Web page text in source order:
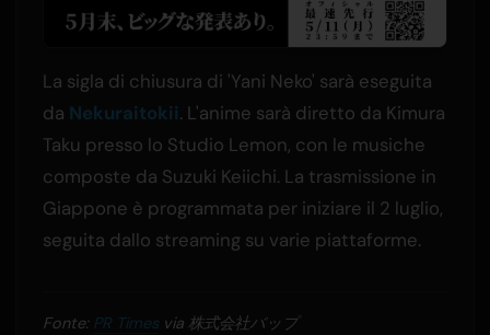
La sigla di chiusura di 'Yani Neko' sarà eseguita
da Nekuraitokii. L'anime sarà diretto da Kimura
Taku presso lo Studio Lemon, con le musiche
composte da Suzuki Keiichi. La trasmissione in
Giappone è programmata per iniziare il 2 luglio,
seguita dallo streaming su varie piattaforme.
Fonte: PR Timesvia 株式会社バップ